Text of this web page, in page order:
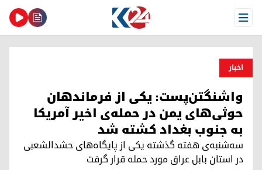
Open Menu
اخبار
واشنگتن‌پست: یکی از فرماندهان
حوثی‌های یمن در حمله‌‌ی اخیر آمریکا
به جنوب بغداد کشته شد
سه‌شنبه‌ی هفته گذشته یکی از پایگاه‌های حشد‌الشعبی
در استان بابل عراق مورد حمله قرار گرفت